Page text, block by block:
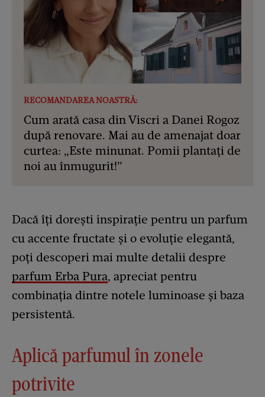
RECOMANDAREA NOASTRĂ:
Cum arată casa din Viscri a Danei Rogoz
după renovare. Mai au de amenajat doar
curtea: „Este minunat. Pomii plantați de
noi au înmugurit!”
Dacă îți dorești inspirație pentru un parfum
cu accente fructate și o evoluție elegantă,
poți descoperi mai multe detalii despre
parfum Erba Pura, apreciat pentru
combinația dintre notele luminoase și baza
persistentă.
Aplică parfumul în zonele
potrivite